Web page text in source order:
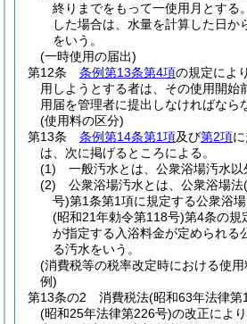
終りまでをもって一使用月とする。
した場合は、水量を計算した日か
をいう。
(一時使用の届出)
第12条
条例第13条第4項の規定によ
用しようとする者は、その使用開始
用届を管理者に提出しなければなら
(使用料の区分)
第13条
条例第14条第1項及び第2項
は、次に掲げるところによる。
(1)
一般汚水とは、公衆浴場汚水以
(2)
公衆浴場汚水とは、公衆浴場法
号)第1条第1項に規定する公衆浴
(昭和21年勅令第118号)第4条の規
が指定する入浴料金が定められる
る汚水をいう。
(消費税等の税率改定時における使
例)
第13条の2
消費税法(昭和63年法律第
(昭和25年法律第226号)の改正によ